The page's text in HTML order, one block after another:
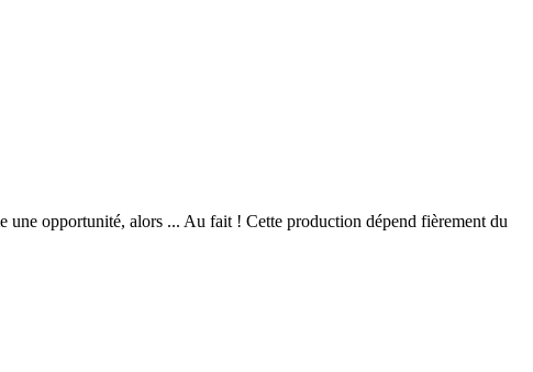
une opportunité, alors ... Au fait ! Cette production dépend fièrement du